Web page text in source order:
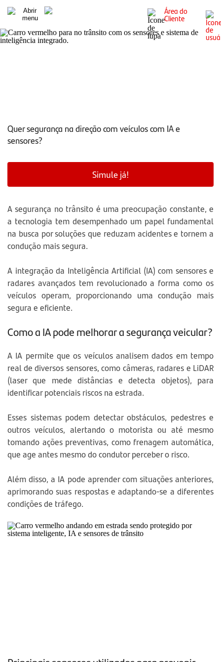
Área do
Cliente
A segurança no trânsito é uma preocupação constante, e
a tecnologia tem desempenhado um papel fundamental
na busca por soluções que reduzam acidentes e tornem a
condução mais segura.
A integração da Inteligência Artificial (IA) com sensores e
radares avançados tem revolucionado a forma como os
veículos operam, proporcionando uma condução mais
segura e eficiente.
Como a IA pode melhorar a segurança veicular?
A IA permite que os veículos analisem dados em tempo
real de diversos sensores, como câmeras, radares e LiDAR
(laser que mede distâncias e detecta objetos), para
identificar potenciais riscos na estrada.
Esses sistemas podem detectar obstáculos, pedestres e
outros veículos, alertando o motorista ou até mesmo
tomando ações preventivas, como frenagem automática,
que age antes mesmo do condutor perceber o risco.
Além disso, a IA pode aprender com situações anteriores,
aprimorando suas respostas e adaptando-se a diferentes
condições de tráfego.
Simule já!
Quer segurança na direção com veículos com IA e
sensores?